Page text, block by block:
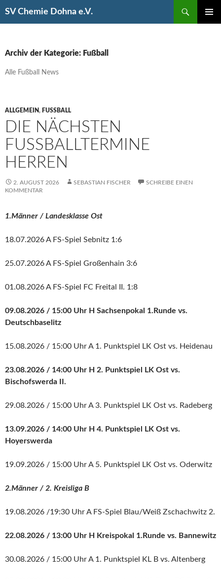
SV Chemie Dohna e.V.
Archiv der Kategorie: Fußball
Alle Fußball News
ALLGEMEIN, FUSSBALL
DIE NÄCHSTEN
FUSSBALLTERMINE H
ERREN
2. AUGUST 2026 SEBASTIAN FISCHER
SCHREIBE EINEN
KOMMENTAR
1.Männer / Landesklasse Ost
18.07.2026 A FS-Spiel Sebnitz 1:6
25.07.2026 A FS-Spiel Großenhain 3:6
01.08.2026 A FS-Spiel FC Freital II. 1:8
09.08.2026 / 15:00 Uhr H Sachsenpokal 1.Runde vs.
Deutschbaselitz
15.08.2026 / 15:00 Uhr A 1. Punktspiel LK Ost vs. Heidenau
23.08.2026 / 14:00 Uhr H 2. Punktspiel LK Ost vs.
Bischofswerda II.
29.08.2026 / 15:00 Uhr A 3. Punktspiel LK Ost vs. Radeberg
13.09.2026 / 14:00 Uhr H 4. Punktspiel LK Ost vs.
Hoyerswerda
19.09.2026 / 15:00 Uhr A 5. Punktspiel LK Ost vs. Oderwitz
2.Männer / 2. Kreisliga B
19.08.2026 /19:30 Uhr A FS-Spiel Blau/Weiß Zschachwitz 2.
22.08.2026 / 13:00 Uhr H Kreispokal 1.Runde vs. Bannewitz
30.08.2026 / 15:00 Uhr A 1. Punktspiel KL B vs. Altenberg